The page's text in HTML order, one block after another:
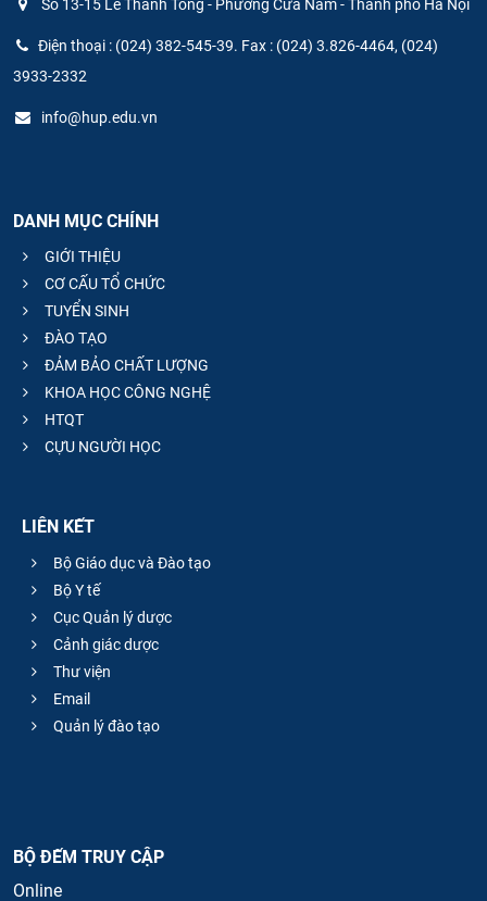
Số 13-15 Lê Thánh Tông - Phường Cửa Nam - Thành phố Hà Nội
Điện thoại : (024) 382-545-39. Fax : (024) 3.826-4464, (024)
3933-2332
info@hup.edu.vn
DANH MỤC CHÍNH
GIỚI THIỆU
CƠ CẤU TỔ CHỨC
TUYỂN SINH
ĐÀO TẠO
ĐẢM BẢO CHẤT LƯỢNG
KHOA HỌC CÔNG NGHỆ
HTQT
CỰU NGƯỜI HỌC
LIÊN KẾT
Bộ Giáo dục và Đào tạo
Bộ Y tế
Cục Quản lý dược
Cảnh giác dược
Thư viện
Email
Quản lý đào tạo
BỘ ĐẾM TRUY CẬP
Online